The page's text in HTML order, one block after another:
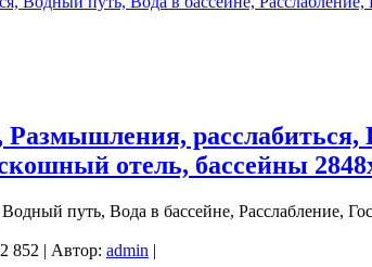
расслабиться,
отель, бассейны
путь, Вода в бассейне, Расслабление,
852 | Автор: admin |